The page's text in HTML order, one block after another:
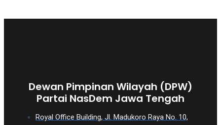
Dewan Pimpinan Wilayah (DPW)
Partai NasDem Jawa Tengah
Royal Office Building, Jl. Madukoro Raya No. 10,